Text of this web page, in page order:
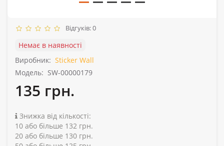
Відгуків: 0
Немає в наявності
Виробник: Sticker Wall
Модель: SW-00000179
135 грн.
Знижка від кількості:
10 або більше 132 грн.
20 або більше 130 грн.